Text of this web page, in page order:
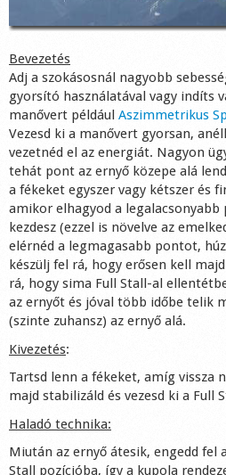
Bevezetés
Adj a szokásosnál nagyobb
gyorsító használatával vagy indíts
manővert például Aszimmetrikus
Vezesd ki a manővert gyorsan,
vezetnéd el az energiát. Nagyon
tehát pont az ernyő közepe alá
a fékeket egyszer vagy kétszer és
amikor elhagyod a
kezdesz (ezzel is növelve az
elérnéd a legmagasabb pontot,
készülj fel rá, hogy erősen kell
rá, hogy sima Full Stall-al
az ernyőt és jóval több időbe telik
(szinte zuhansz) az ernyő alá.
Kivezetés:
Tartsd lenn a fékeket, amíg vissza
majd stabilizáld és vezesd ki a Full
Haladó technika:
Miután az ernyő átesik, engedd fel
Stall pozícióba, így a kupola